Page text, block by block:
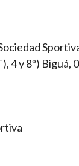
4 y 8º) Biguá,